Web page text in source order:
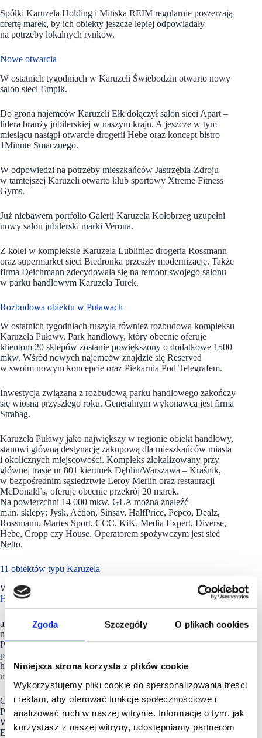
Zgoda Szczegóły O plikach cookies
Niniejsza strona korzysta z plików cookie
Wykorzystujemy pliki cookie do spersonalizowania treści
i reklam, aby oferować funkcje społecznościowe i
analizować ruch w naszej witrynie. Informacje o tym, jak
korzystasz z naszej witryny, udostępniamy partnerom
Spółki Karuzela Holding i Mitiska REIM regularnie poszerzają
ofertę marek, by ich obiekty jeszcze lepiej odpowiadały
na potrzeby lokalnych rynków.
Nowe otwarcia
W ostatnich tygodniach w Karuzeli Świebodzin otwarto nowy
salon sieci Empik.
Do grona najemców Karuzeli Ełk dołączył salon sieci Apart –
lidera branży jubilerskiej w naszym kraju. A jeszcze w tym
miesiącu nastąpi otwarcie drogerii Hebe oraz koncept bistro
1Minute Smacznego.
W odpowiedzi na potrzeby mieszkańców Jastrzębia-Zdroju
w tamtejszej Karuzeli otwarto klub sportowy Xtreme Fitness
Gyms.
Już niebawem portfolio Galerii Karuzela Kołobrzeg uzupełni
nowy salon jubilerski marki Verona.
Z kolei w kompleksie Karuzela Lubliniec drogeria Rossmann
oraz supermarket sieci Biedronka przeszły modernizację. Także
firma Deichmann zdecydowała się na remont swojego salonu
w parku handlowym Karuzela Turek.
Rozbudowa obiektu w Puławach
W ostatnich tygodniach ruszyła również rozbudowa kompleksu
Karuzela Puławy. Park handlowy, który obecnie oferuje
klientom 20 sklepów zostanie powiększony o dodatkowe 1500
mkw. Wśród nowych najemców znajdzie się Reserved
w swoim nowym koncepcie oraz Piekarnia Pod Telegrafem.
Inwestycja związana z rozbudową parku handlowego zakończy
się wiosną przyszłego roku. Generalnym wykonawcą jest firma
Strabag.
Karuzela Puławy jako największy w regionie obiekt handlowy,
stanowi główną destynację zakupową dla mieszkańców miasta
i okolicznych miejscowości. Kompleks zlokalizowany przy
głównej trasie nr 801 kierunek Dęblin/Warszawa – Kraśnik,
w bezpośrednim sąsiedztwie Leroy Merlin oraz restauracji
McDonald’s, oferuje obecnie przekrój 20 marek.
Na powierzchni 14 000 mkw. GLA można znaleźć
m.in. sklepy: Jysk, Action, Sinsay, HalfPrice, Pepco, Dealz,
Rossmann, Martes Sport, CCC, KiK, Media Expert, Diverse,
Hebe, Cropp czy House. Operatorem spożywczym jest sieć
Netto.
11 obiektów typu Karuzela
Właścicielem Centrów Handlowych Karuzela jest
Karuzela
Holdingi belgijski fundusz inwestycyjny Mitiska REIM.
aruzela Holding to firma specjalizująca się w inwestycjach
na rynku nieruchomości handlowych na terenie całej Polski.
Poprzez swoje biura w Warszawie i Poznaniu realizuje cały
proces deweloperski, koncentrując się na budowie parków
handlowych i małych galerii w miastach o wielkości 20–60 tys.
mieszkańców.
Obecnie pod nazwąKaruzeladziałają obiekty w 11 miastach
Polski: w Kołobrzegu, Białej Podlaskiej, Świebodzinie,
Wodzisławiu Śląskim, Turku, Lublińcu, Wągrowcu, Wrześni,
Ełku, Puławach i Jastrzębiu-Zdroju.